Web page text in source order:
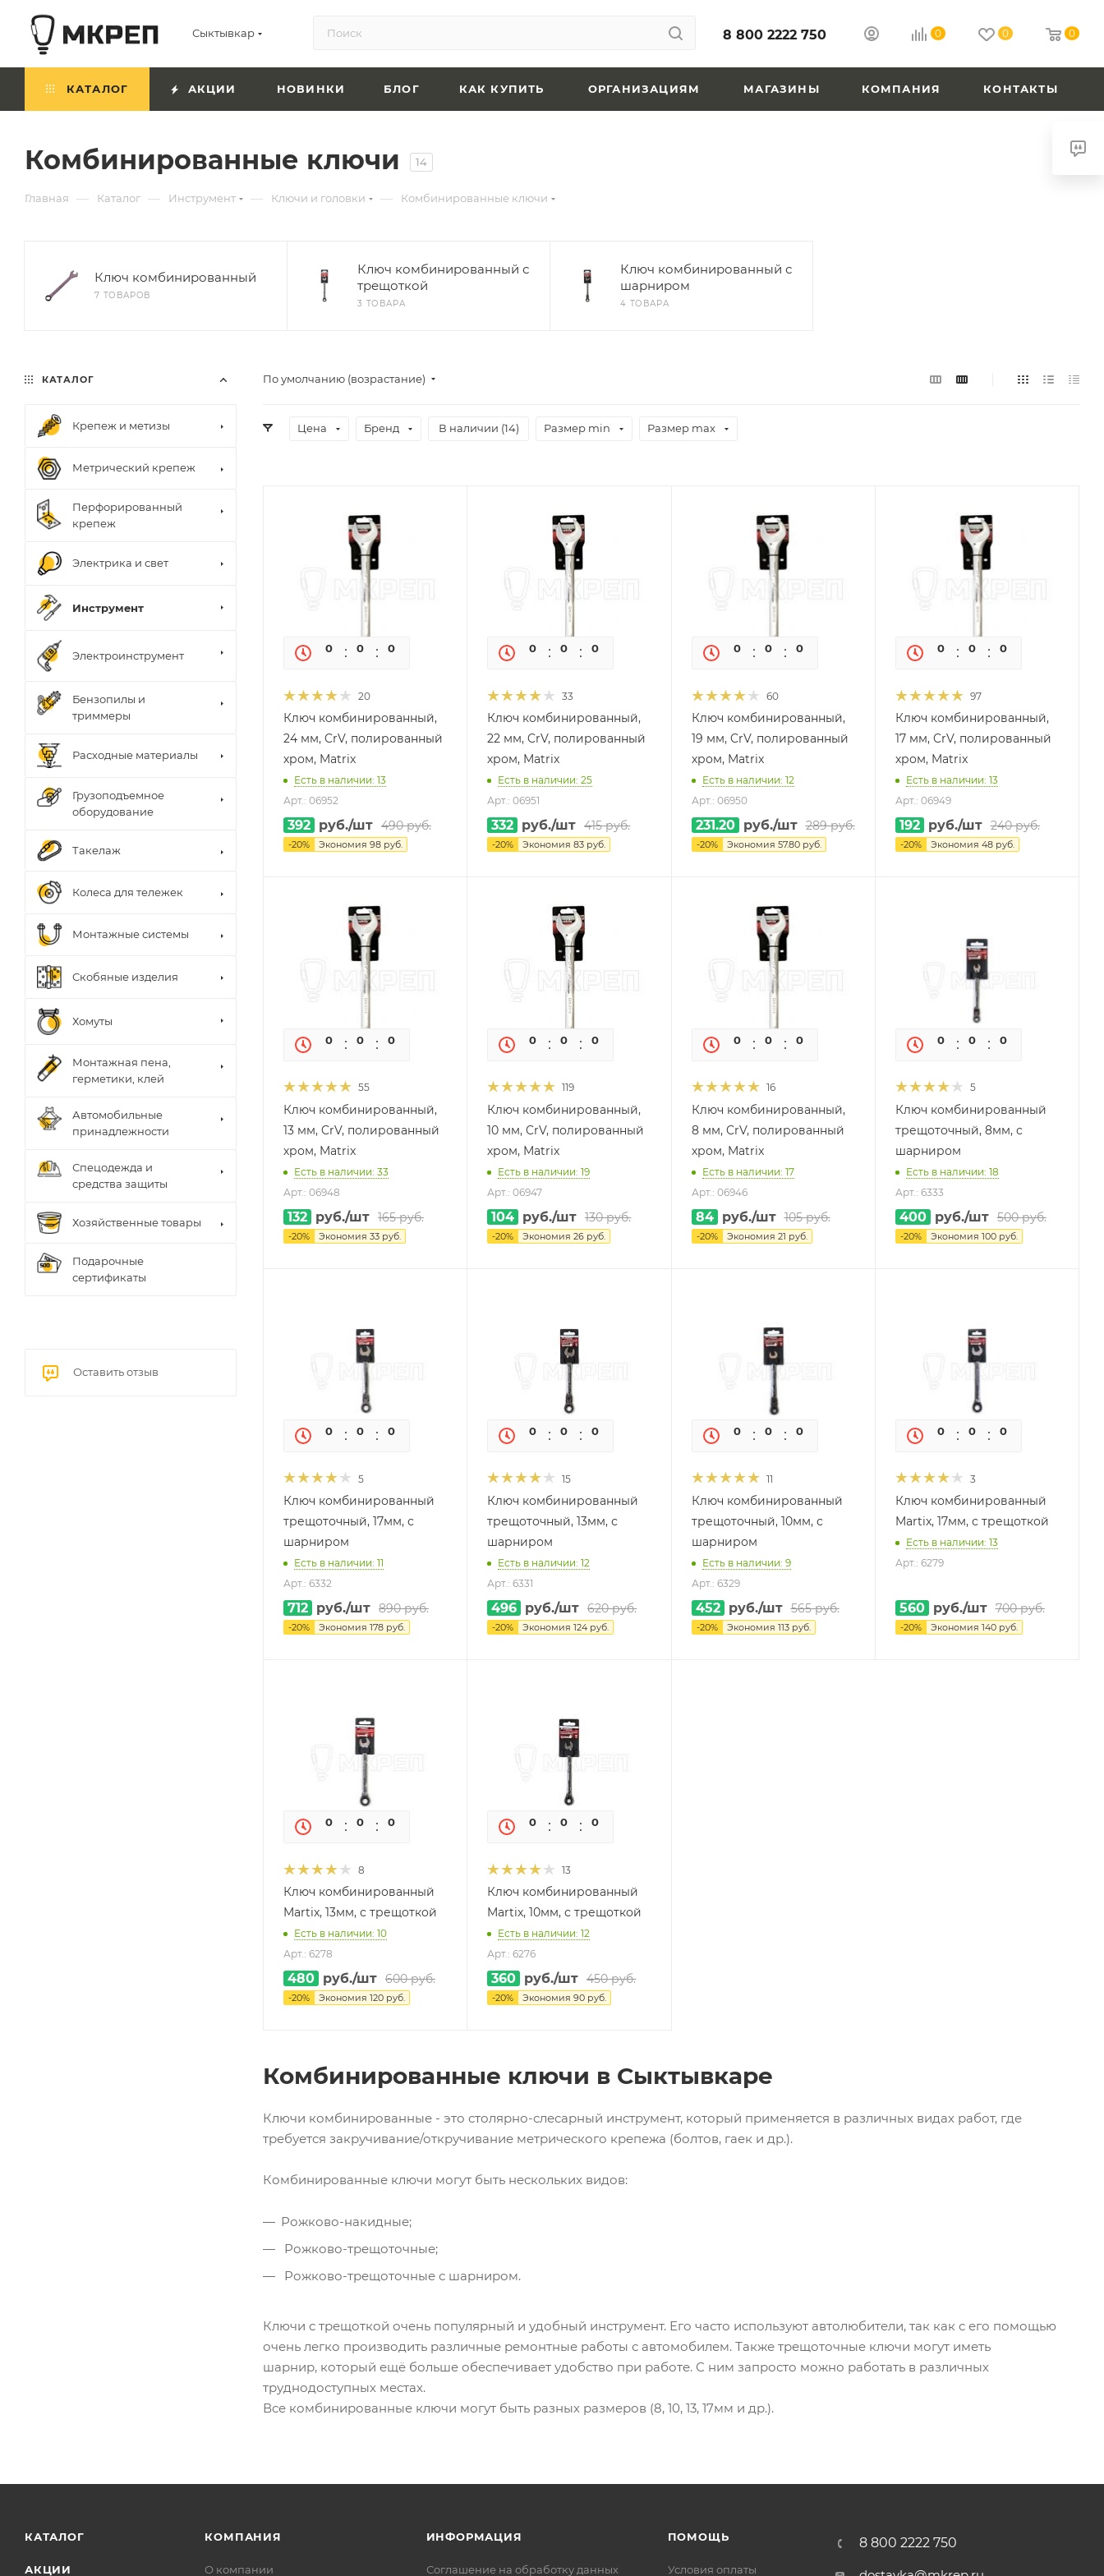
Сыктывкар 8 800 2222 750 0 0 0
КАТАЛОГ АКЦИИ НОВИНКИ БЛОГ КАК КУПИТЬ ОРГАНИЗАЦИЯМ МАГАЗИНЫ КОМПАНИЯ КОНТАКТЫ
Комбинированные ключи 14
Главная — Каталог — Инструмент — Ключи и головки — Комбинированные ключи
Ключ комбинированный
7 ТОВАРОВ
Ключ комбинированный с
трещоткой
3 ТОВАРА
Ключ комбинированный с
шарниром
4 ТОВАРА
По умолчанию (возрастание)
Цена Бренд В наличии (14) Размер min Размер max
0 0 0
20
Ключ комбинированный,
24 мм, CrV, полированный
хром, Matrix
Есть в наличии: 13
Арт.: 06952
392 руб./шт 490руб.
-20% Экономия 98 руб.
0 0 0
33
Ключ комбинированный,
22 мм, CrV, полированный
хром, Matrix
Есть в наличии: 25
Арт.: 06951
332 руб./шт 415руб.
-20% Экономия83 руб.
0 0 0
60
Ключ комбинированный,
19 мм, CrV, полированный
хром, Matrix
Есть в наличии: 12
Арт.: 06950
231.20 руб./шт 289руб.
-20% Экономия 57.80руб.
0 0 0
97
Ключ комбинированный,
17 мм, CrV, полированный
хром, Matrix
Есть в наличии: 13
Арт.: 06949
192 руб./шт 240руб.
-20% Экономия 48руб.
0 0 0
55
Ключ комбинированный,
13 мм, CrV, полированный
хром, Matrix
Есть в наличии: 33
Арт.: 06948
132 руб./шт 165руб.
-20% Экономия 33 руб.
0 0 0
119
Ключ комбинированный,
10 мм, CrV, полированный
хром, Matrix
Есть в наличии: 19
Арт.: 06947
104 руб./шт 130руб.
-20% Экономия26 руб.
0 0 0
16
Ключ комбинированный,
8 мм, CrV, полированный
хром, Matrix
Есть в наличии: 17
Арт.: 06946
84 руб./шт 105руб.
-20% Экономия 21 руб.
0 0 0
5
Ключ комбинированный
трещоточный, 8мм, с
шарниром
Есть в наличии: 18
Арт.: 6333
400 руб./шт 500руб.
-20% Экономия 100руб.
0 0 0
5
Ключ комбинированный
трещоточный, 17мм, с
шарниром
Есть в наличии: 11
Арт.: 6332
712 руб./шт 890руб.
-20% Экономия 178 руб.
0 0 0
15
Ключ комбинированный
трещоточный, 13мм, с
шарниром
Есть в наличии: 12
Арт.: 6331
496 руб./шт 620руб.
-20% Экономия124 руб.
0 0 0
11
Ключ комбинированный
трещоточный, 10мм, с
шарниром
Есть в наличии: 9
Арт.: 6329
452 руб./шт 565руб.
-20% Экономия 113руб.
0 0 0
3
Ключ комбинированный
Martix, 17мм, с трещоткой
Есть в наличии: 13
Арт.: 6279
560 руб./шт 700руб.
-20% Экономия 140руб.
0 0 0
8
Ключ комбинированный
Martix, 13мм, с трещоткой
Есть в наличии: 10
Арт.: 6278
480 руб./шт 600руб.
-20% Экономия 120 руб.
0 0 0
13
Ключ комбинированный
Martix, 10мм, с трещоткой
Есть в наличии: 12
Арт.: 6276
360 руб./шт 450руб.
-20% Экономия90 руб.
Комбинированные ключи в Сыктывкаре
Ключи комбинированные - это столярно-слесарный инструмент, который применяется в различных видах работ, где
требуется закручивание/откручивание метрического крепежа (болтов, гаек и др.).
Комбинированные ключи могут быть нескольких видов:
Рожково-накидные;
Рожково-трещоточные;
Рожково-трещоточные с шарниром.
Ключи с трещоткой очень популярный и удобный инструмент. Его часто используют автолюбители, так как с его помощью
очень легко производить различные ремонтные работы с автомобилем. Также трещоточные ключи могут иметь
шарнир, который ещё больше обеспечивает удобство при работе. С ним запросто можно работать в различных
труднодоступных местах.
Все комбинированные ключи могут быть разных размеров (8, 10, 13, 17мм и др.).
КАТАЛОГ
Крепеж и метизы
Метрический крепеж
Перфорированный
крепеж
Электрика и свет
Инструмент
Электроинструмент
Бензопилы и
триммеры
Расходные материалы
Грузоподъемное
оборудование
Такелаж
Колеса для тележек
Монтажные системы
Скобяные изделия
Хомуты
Монтажная пена,
герметики, клей
Автомобильные
принадлежности
Спецодежда и
средства защиты
Хозяйственные товары
Подарочные
сертификаты
Оставить отзыв
КАТАЛОГ
АКЦИИ
КОМПАНИЯ
О компании
ИНФОРМАЦИЯ
Соглашение на обработку данных
ПОМОЩЬ
Условия оплаты
8 800 2222 750